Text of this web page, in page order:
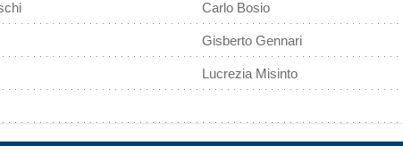
Carlo Bosio
Gisberto Gennari
Lucrezia Misinto